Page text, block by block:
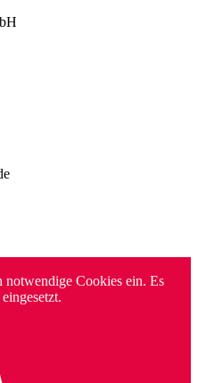
notwendige Cookies ein. Es